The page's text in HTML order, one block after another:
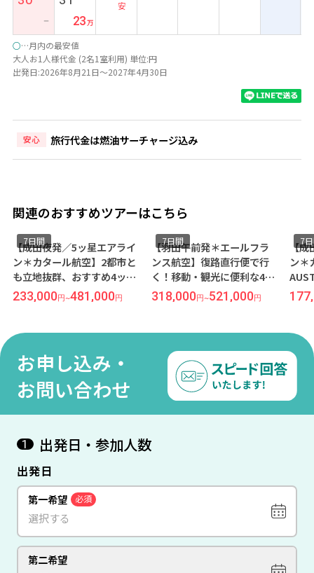
安
ー 23
○…月内の最安値
大人お1人様代金 (2名1室利用) 単位:円
出発日:2026年8月21日～2027年4月30日
安心 旅行代金は燃油サーチャージ込み
関連のおすすめツアーはこちら
【成田夜発／5ッ星エアライ
ン＊カタール航空】2都市と
も立地抜群、おすすめ4ッ星
ホテル◆ウィーン／リンク
内 パリ／オペラ地区＊全
ン×パリ＞7日間
7日間
233,000円~481,000円
【羽田午前発＊エールフラ
ンス航空】復路直行便で行
く！移動・観光に便利な4ッ
星ホテル指定◆人気のヨー
ロッパ2都市周遊＜ウィーン
7日間
318,000円~521,000円
【
ン＊
区間
ィ
7
お申し込み・
お問い合わせ
1 出発日・参加人数
出発日
第一希望 必須
第二希望